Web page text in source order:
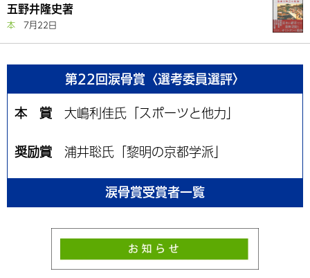
五野井隆史著
本 7月22日
第22回涙骨賞〈選考委員選評〉
本 賞 大嶋利佳氏「スポーツと他力」
奨励賞 浦井聡氏「黎明の京都学派」
涙骨賞受賞者一覧